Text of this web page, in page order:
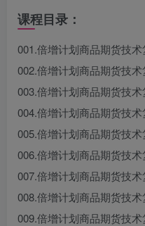
课程目录：
001.倍增计划商品期货技
002.倍增计划商品期货技
003.倍增计划商品期货技
004.倍增计划商品期货技
005.倍增计划商品期货技
006.倍增计划商品期货技
007.倍增计划商品期货技
008.倍增计划商品期货技
009.倍增计划商品期货技